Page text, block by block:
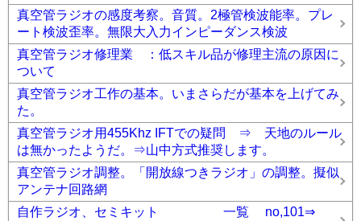
真空管ラジオの感度考察。音質。2極管検波能率。プレ
ート検波歪率。無限大入力インピーダンス検波
真空管ラジオ修理業 ：低スキル品が修理主流の原因に
ついて
真空管ラジオ工作の基本。いまさらだが基本を上げてみ
た。
真空管ラジオ用455Khz IFTでの疑問 ⇒ 天地のルール
は無かったようだ。⇒山中方式推奨します。
真空管ラジオ調整。「開放線つきラジオ」の調整。擬似
アンテナ回路網
自作ラジオ、セミキット 一覧 no,101⇒